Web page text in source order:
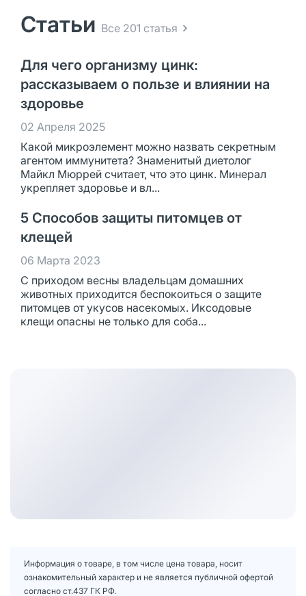
Статьи Все 201 статья
Для чего организму цинк:
рассказываем о пользе и влиянии на
здоровье
02 Апреля 2025
Какой микроэлемент можно назвать секретным
агентом иммунитета? Знаменитый диетолог
Майкл Мюррей считает, что это цинк. Минерал
укрепляет здоровье и вл...
5 Способов защиты питомцев от
клещей
06 Марта 2023
С приходом весны владельцам домашних
животных приходится беспокоиться о защите
питомцев от укусов насекомых. Иксодовые
клещи опасны не только для соба...
Информация о товаре, в том числе цена товара, носит
ознакомительный характер и не является публичной офертой
согласно ст.437 ГК РФ.